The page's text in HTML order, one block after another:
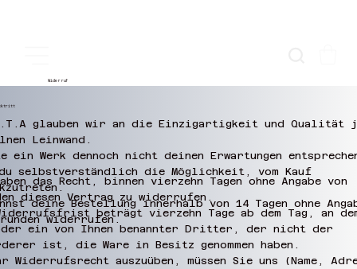
Widerruf
glauben wir an die Einzigartigkeit und Qualität
Leinwand.
ein Werk dennoch nicht deinen Erwartungen
selbstverständlich die Möglichkeit, vom Kauf
deine Bestellung innerhalb von 14 Tagen ohne
widerrufen.
das Recht, binnen vierzehn Tagen ohne Angabe von
diesen Vertrag zu widerrufen.
beträgt vierzehn Tage ab dem Tag, an
ein von Ihnen benannter Dritter, der nicht der
ist, die Ware in Besitz genommen haben.
Widerrufsrecht auszuüben, müssen Sie uns (Name,